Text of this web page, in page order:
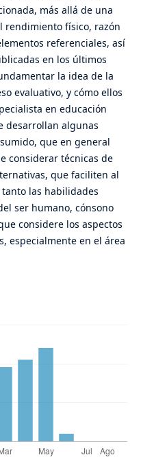
más allá de una
rendimiento físico, razón
referenciales, así
en los últimos
la idea de la
evaluativo, y cómo ellos
en educación
desarrollan algunas
que en general
considerar técnicas de
que faciliten al
las habilidades
ser humano, cónsono
considere los aspectos
especialmente en el área